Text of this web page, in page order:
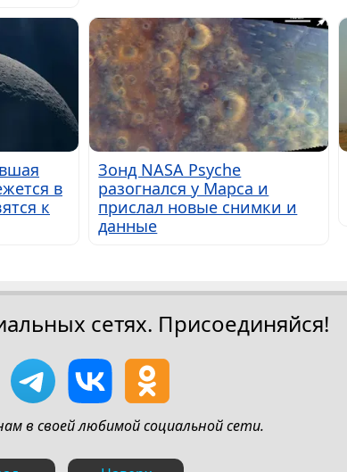
в
к
Зонд NASA Psyche
разогнался у Марса и
прислал новые снимки и
данные
сетях. Присоединяйся!
в своей любимой социальной сети.